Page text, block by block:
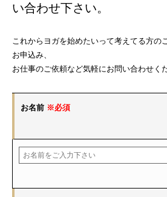
い合わせ下さい。
これからヨガを始めたいって考えてる方の
お申込み、
お仕事のご依頼など気軽にお問い合わせく
お名前 ※必須